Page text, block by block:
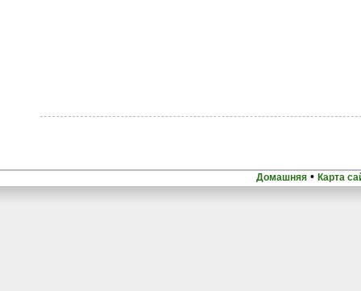
Домашняя • Карта